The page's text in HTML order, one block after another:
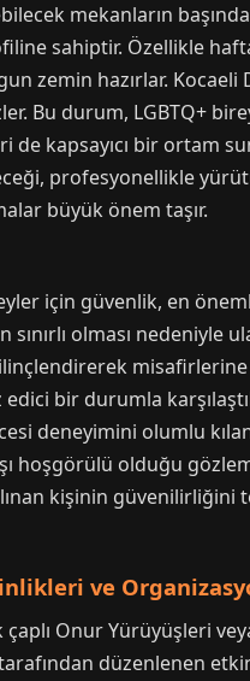
mekanların
sahiptir. Özellikle
zemin hazırlar.
Bu durum, LGBTQ+
kapsayıcı bir ortam
profesyonellikle
büyük önem taşır.
için güvenlik, en
olması nedeniyle
misafirlerine
edici bir durumla
deneyimini olumlu
hoşgörülü olduğu
kişinin güvenilirliğini
ve
Onur Yürüyüşleri
düzenlenen